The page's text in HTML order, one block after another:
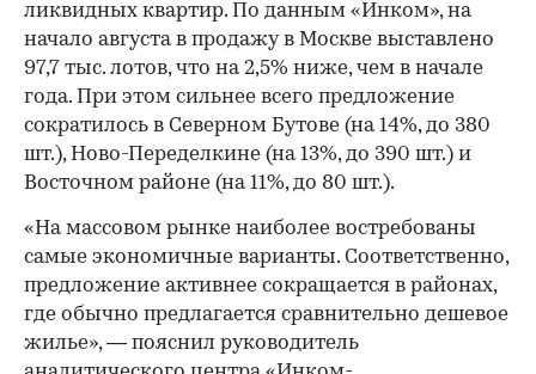
ликвидных квартир. По данным «Инком», на
начало августа в продажу в Москве выставлено
97,7 тыс. лотов, что на 2,5% ниже, чем в начале
года. При этом сильнее всего предложение
сократилось в Северном Бутове (на 14%, до 380
шт.), Ново-Переделкине (на 13%, до 390 шт.) и
Восточном районе (на 11%, до 80 шт.).
«На массовом рынке наиболее востребованы
самые экономичные варианты. Соответственно,
предложение активнее сокращается в районах,
где обычно предлагается сравнительно дешевое
жилье», — пояснил руководитель